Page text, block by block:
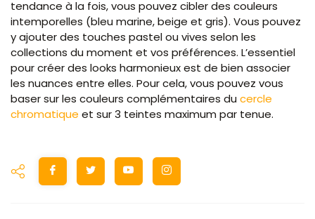
tendance à la fois, vous pouvez cibler des couleurs
intemporelles (bleu marine, beige et gris). Vous pouvez
y ajouter des touches pastel ou vives selon les
collections du moment et vos préférences. L’essentiel
pour créer des looks harmonieux est de bien associer
les nuances entre elles. Pour cela, vous pouvez vous
baser sur les couleurs complémentaires du cercle
chromatique et sur 3 teintes maximum par tenue.